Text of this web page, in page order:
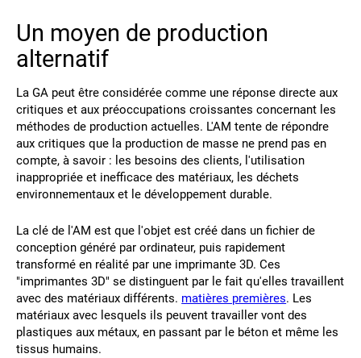
Un moyen de production
alternatif
La GA peut être considérée comme une réponse directe aux
critiques et aux préoccupations croissantes concernant les
méthodes de production actuelles. L'AM tente de répondre
aux critiques que la production de masse ne prend pas en
compte, à savoir : les besoins des clients, l'utilisation
inappropriée et inefficace des matériaux, les déchets
environnementaux et le développement durable.
La clé de l'AM est que l'objet est créé dans un fichier de
conception généré par ordinateur, puis rapidement
transformé en réalité par une imprimante 3D. Ces
"imprimantes 3D" se distinguent par le fait qu'elles travaillent
avec des matériaux différents. matières premières. Les
matériaux avec lesquels ils peuvent travailler vont des
plastiques aux métaux, en passant par le béton et même les
tissus humains.